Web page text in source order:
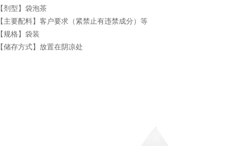
【剂型】袋泡茶
【主要配料】客户要求（紧禁止有违禁成分）等
【规格】袋装
【储存方式】放置在阴凉处